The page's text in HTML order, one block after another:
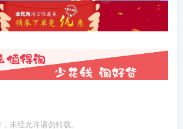
未经允许请勿转载。